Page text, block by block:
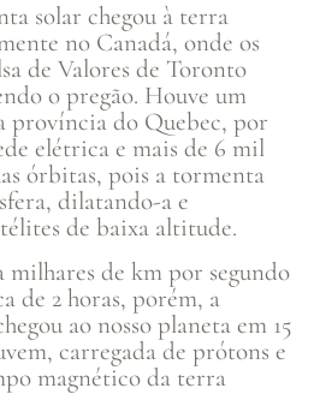
solar chegou à terra
no Canadá, onde os
de Valores de Toronto
o pregão. Houve um
província do Quebec, por
elétrica e mais de 6 mil
órbitas, pois a tormenta
dilatando-a e
de baixa altitude.
milhares de km por segundo
de 2 horas, porém, a
ao nosso planeta em 15
carregada de prótons e
magnético da terra